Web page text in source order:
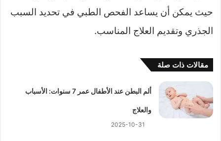
حيث يمكن أن يساعد الفحص الطبي في تحديد السبب
الجذري وتقديم العلاج المناسب.
مقالات ذات صلة
ألم البطن عند الأطفال عمر 7 سنوات: الأسباب
والعلاج
2025-10-31